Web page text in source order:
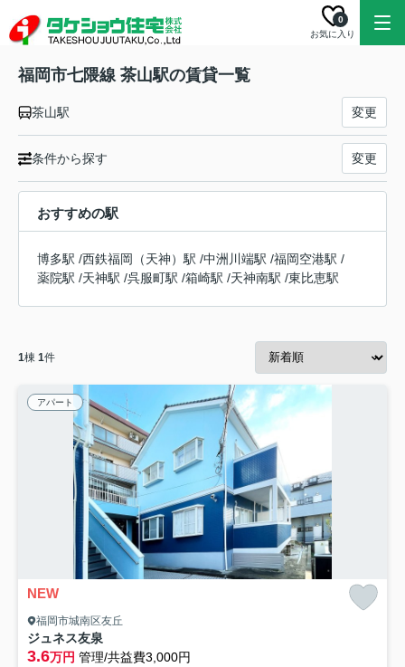
お気に入り
0
福岡市七隈線 茶山駅の賃貸一覧
茶山駅 変更
条件から探す 変更
おすすめの駅
博多駅 /西鉄福岡（天神）駅 /中洲川端駅 /福岡空港駅 /
薬院駅 /天神駅 /呉服町駅 /箱崎駅 /天神南駅 /東比恵駅
1棟 1件
アパート
NEW
福岡市城南区友丘
ジュネス友泉
3.6万円 管理/共益費3,000円